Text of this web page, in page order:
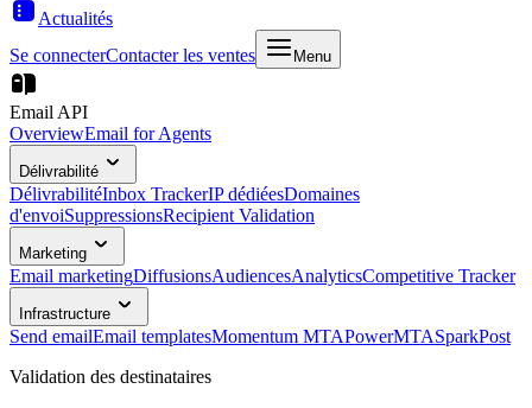
Actualités
Se connecterContacter les ventes Menu
Email API
OverviewEmail for Agents
Délivrabilité
DélivrabilitéInbox TrackerIP dédiéesDomaines
d'envoiSuppressionsRecipient Validation
Marketing
Email marketingDiffusionsAudiencesAnalyticsCompetitive Tracker
Infrastructure
Send emailEmail templatesMomentum MTAPowerMTASparkPost
Validation des destinataires